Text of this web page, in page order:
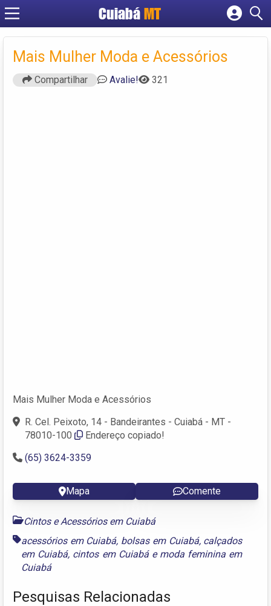
Cuiabá MT
Cadastrar empresa
Criar conta
Mais Mulher Moda e Acessórios
Compartilhar Avalie! 321
Mais Mulher Moda e Acessórios
R. Cel. Peixoto, 14 - Bandeirantes - Cuiabá - MT -
78010-100
Endereço copiado!
(65) 3624-3359
Mapa Comente
Cintos e Acessórios em Cuiabá
acessórios em Cuiabá, bolsas em Cuiabá, calçados
em Cuiabá, cintos em Cuiabáe moda feminina em
Cuiabá
Pesquisas Relacionadas